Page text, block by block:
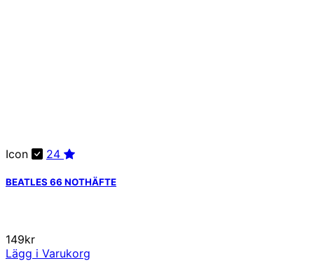
Icon 24
BEATLES 66 NOTHÄFTE
149kr
Lägg i Varukorg